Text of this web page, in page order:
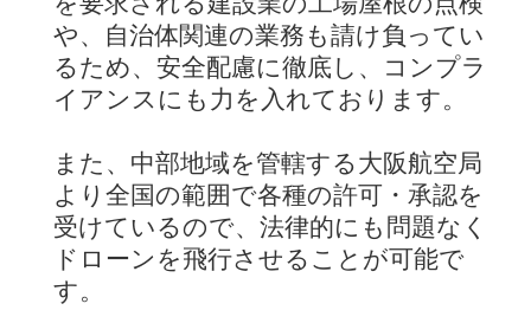
や、自治体関連の業務も請け負ってい
るため、安全配慮に徹底し、コンプラ
イアンスにも力を入れております。
また、中部地域を管轄する大阪航空局
より全国の範囲で各種の許可・承認を
受けているので、法律的にも問題なく
ドローンを飛行させることが可能で
す。